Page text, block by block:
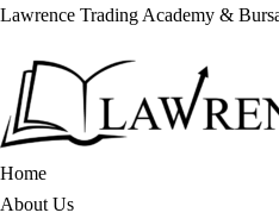
Skip
to
content
Lawrence Trading Academy &
Home
About Us